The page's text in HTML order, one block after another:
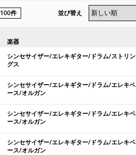
100件 並び替え
楽器
シンセサイザー/エレキギター/ドラム/ストリン
グス
シンセサイザー/エレキギター/ドラム/エレキベ
ース/オルガン
シンセサイザー/エレキギター/ドラム/エレキベ
ース/オルガン
シンセサイザー/エレキギター/ドラム/エレキベ
ース/オルガン